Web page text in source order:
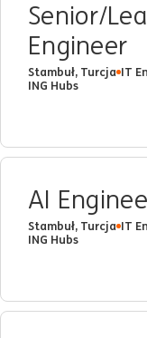
Senior/
Engineer
Stambuł, Turcja IT
ING Hubs
AI
Stambuł, Turcja IT
ING Hubs